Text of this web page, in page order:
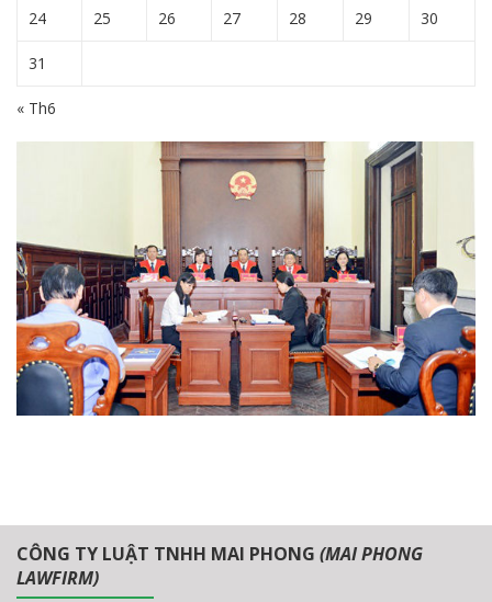
24 25 26 27 28 29 30
31
« Th6
CÔNG TY LUẬT TNHH MAI PHONG (MAI PHONG
LAWFIRM)